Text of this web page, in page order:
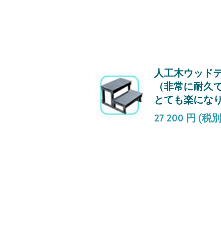
人工木ウッド
（非常に耐久
とても楽にな
27 200 円 (税